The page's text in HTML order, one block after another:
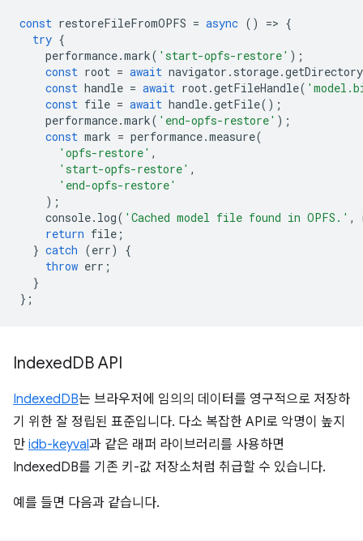
const restoreFileFromOPFS = async () => {
try {
performance.mark( 'start-opfs-restore' );
const root = await navigator . storage.getDirectory
const handle = await root.getFileHandle(
const file = await handle.getFile();
performance.mark( 'end-opfs-restore' );
const mark = performance.measure(
'opfs-restore' ,
'start-opfs-restore' ,
'end-opfs-restore'
);
console. log( 'Cached model file found in OPFS.' ,
return file ;
} catch (err)
{
throw err ;
}
};
IndexedDB API
IndexedDB는 브라우저에 임의의 데이터를 영구적으로 저장하
기 위한 잘 정립된 표준입니다. 다소 복잡한 API로 악명이 높지
만 idb-keyval과 같은 래퍼 라이브러리를 사용하면
IndexedDB를 기존 키-값 저장소처럼 취급할 수 있습니다.
예를 들면 다음과 같습니다.